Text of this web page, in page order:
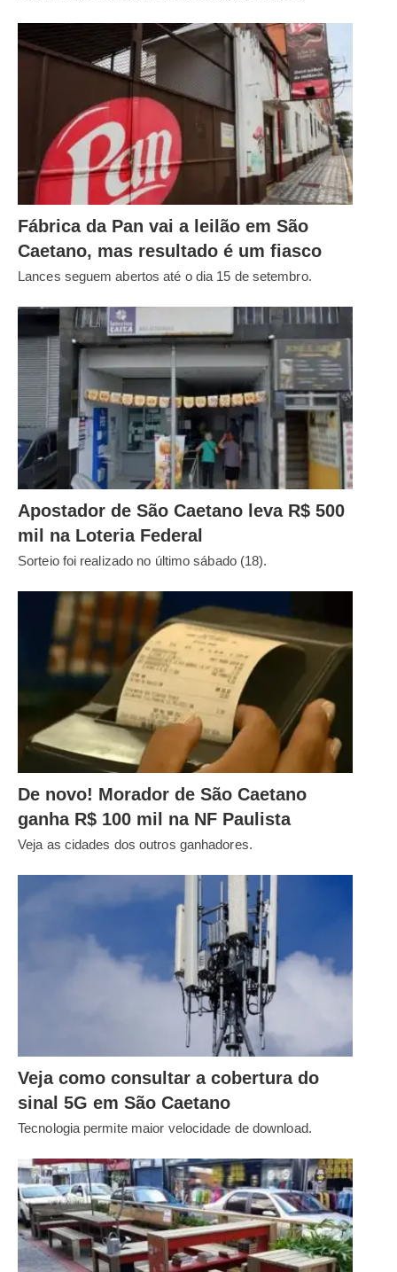
Fábrica da Pan vai a leilão em São
Caetano, mas resultado é um fiasco
Lances seguem abertos até o dia 15 de setembro.
Apostador de São Caetano leva R$ 500
mil na Loteria Federal
Sorteio foi realizado no último sábado (18).
De novo! Morador de São Caetano
ganha R$ 100 mil na NF Paulista
Veja as cidades dos outros ganhadores.
Veja como consultar a cobertura do
sinal 5G em São Caetano
Tecnologia permite maior velocidade de download.